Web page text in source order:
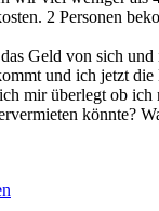
2 Personen
Geld von sich
und ich jetzt die
mir überlegt ob
könnte?